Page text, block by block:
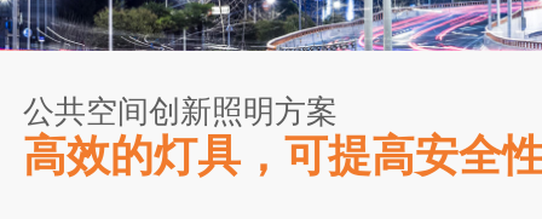
公共空间创新照明方案
高效的灯具，可提高安全